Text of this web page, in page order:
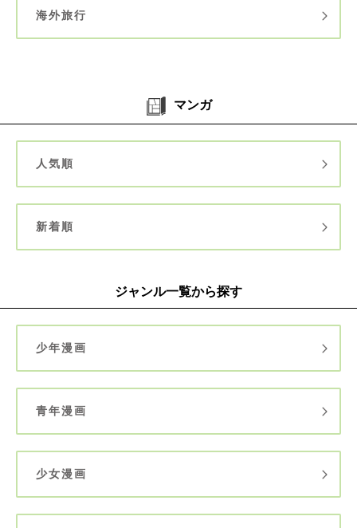
海外旅行
マンガ
人気順
新着順
ジャンル一覧から探す
少年漫画
青年漫画
少女漫画